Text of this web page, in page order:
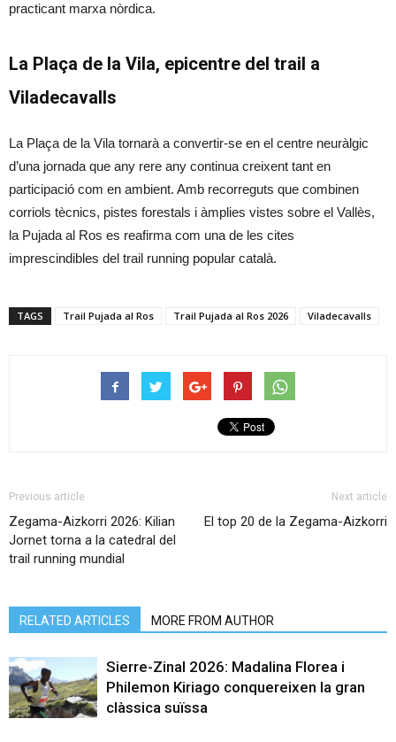
practicant marxa nòrdica.
La Plaça de la Vila, epicentre del trail a
Viladecavalls
La Plaça de la Vila tornarà a convertir-se en el centre neuràlgic
d’una jornada que any rere any continua creixent tant en
participació com en ambient. Amb recorreguts que combinen
corriols tècnics, pistes forestals i àmplies vistes sobre el Vallès,
la Pujada al Ros es reafirma com una de les cites
imprescindibles del trail running popular català.
TAGS Trail Pujada al Ros Trail Pujada al Ros 2026 Viladecavalls
Previous article
Zegama-Aizkorri 2026: Kilian
Jornet torna a la catedral del
trail running mundial
Next article
El top 20 de la Zegama-Aizkorri
RELATED ARTICLES MORE FROM AUTHOR
Sierre-Zinal 2026: Madalina Florea i
Philemon Kiriago conquereixen la gran
clàssica suïssa